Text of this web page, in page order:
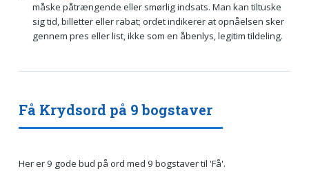
måske påtrængende eller smørlig indsats. Man kan tiltuske
sig tid, billetter eller rabat; ordet indikerer at opnåelsen sker
gennem pres eller list, ikke som en åbenlys, legitim tildeling.
Få Krydsord på 9 bogstaver
Her er 9 gode bud på ord med 9 bogstaver til 'Få'.